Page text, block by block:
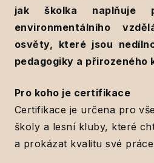
jak školka naplňuje
environmentálního
osvěty, které jsou
pedagogiky a přirozeného
Pro koho je certifikace
Certifikace je určena pro
školy a lesní kluby, které
a prokázat kvalitu své